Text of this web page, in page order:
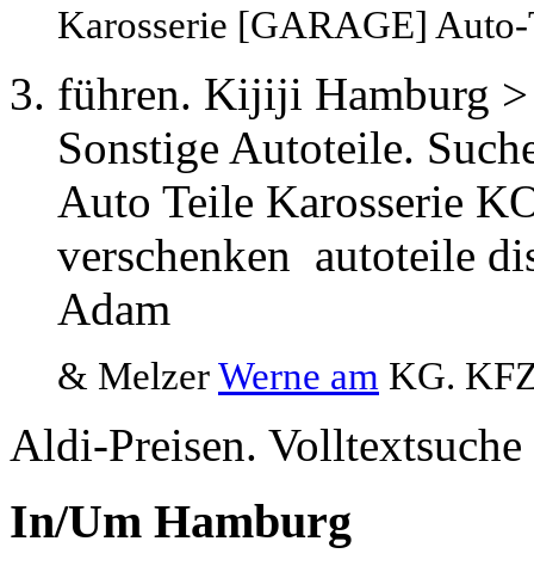
Karosserie [GARAGE]
führen. Kijiji Hamburg
Sonstige Autoteile.
Auto Teile Karosserie
verschenken autoteile
Adam
& MelzerWerne am KG.
Aldi-Preisen.
In/Um Hamburg